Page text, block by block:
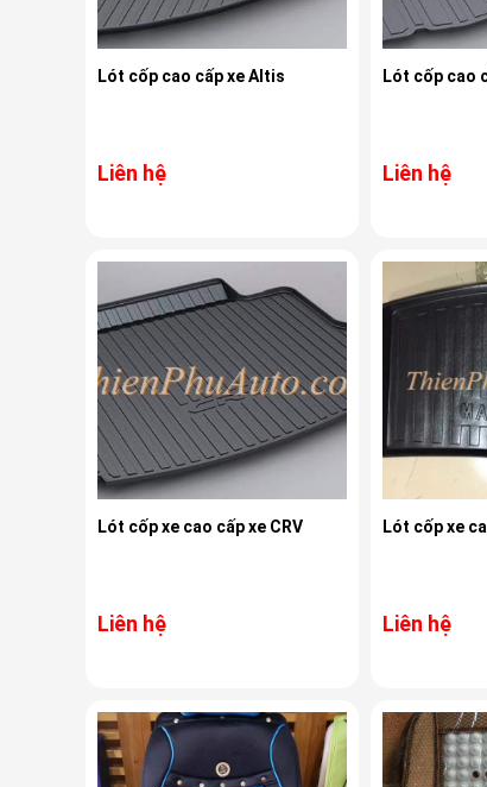
Lót cốp cao cấp xe Altis
Liên hệ
Lót cốp cao
Liên hệ
Lót cốp xe cao cấp xe CRV
Liên hệ
Lót cốp xe
Liên hệ